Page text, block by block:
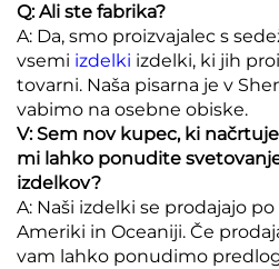
Q: Ali ste fabrika?
A: Da, smo proizvajalec s
vsemi izdelki izdelki, ki jih
tovarni. Naša pisarna je v
vabimo na osebne obiske.
V: Sem nov kupec, ki
mi lahko ponudite
izdelkov?
A: Naši izdelki se prodajajo
Ameriki in Oceaniji. Če
vam lahko ponudimo